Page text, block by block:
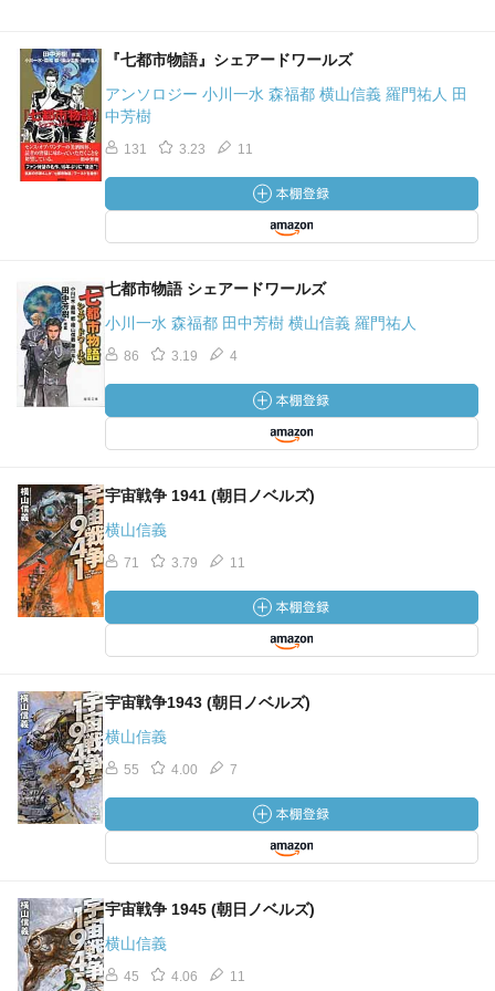
『七都市物語』シェアードワールズ
アンソロジー 小川一水 森福都 横山信義 羅門祐人 田
中芳樹
131 3.23 11
七都市物語 シェアードワールズ
小川一水 森福都 田中芳樹 横山信義 羅門祐人
86 3.19 4
宇宙戦争 1941 (朝日ノベルズ)
横山信義
71 3.79 11
宇宙戦争1943 (朝日ノベルズ)
横山信義
55 4.00 7
宇宙戦争 1945 (朝日ノベルズ)
横山信義
45 4.06 11